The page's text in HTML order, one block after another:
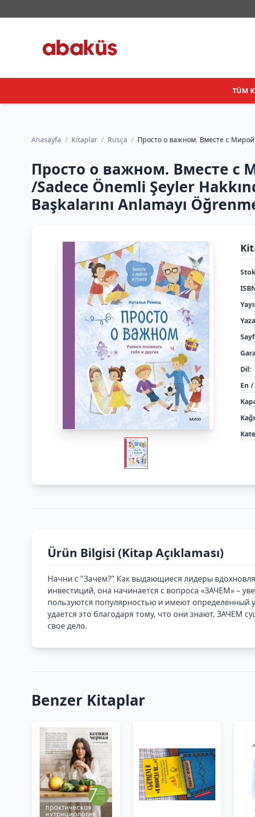
TÜM
Anasayfa / Kitaplar / Rusça / Просто о важном. Вместе с
Просто о важном. Вместе с
/Sadece Önemli Şeyler
Başkalarını Anlamayı
Dil:
En
Ürün Bilgisi (Kitap Açıklaması)
Начни с "Зачем?" Как выдающиеся лидеры
инвестиций, она начинается с вопроса «ЗАЧЕМ» –
пользуются популярностью и имеют определенный
удается это благодаря тому, что они знают, ЗАЧЕМ
свое дело.
Benzer Kitaplar